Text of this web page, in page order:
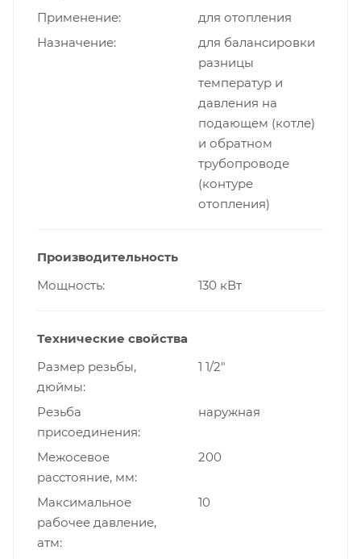
Применение
для отопления
Назначение
для балансировки
разницы
температур и
давления на
подающем (котле)
и обратном
трубопроводе
(контуре
отопления)
Производительность
Мощность
130 кВт
Технические свойства
Размер резьбы,
дюймы
1 1/2"
Резьба
присоединения
наружная
Межосевое
расстояние, мм
200
Максимальное
рабочее давление,
атм
10